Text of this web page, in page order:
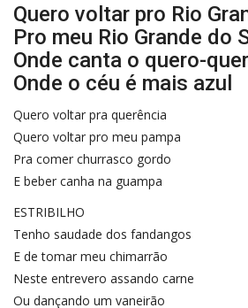
Quero voltar pro Rio
Pro meu Rio Grande do
Onde canta o quero-
Onde o céu é mais azul
Quero voltar pra querência
Quero voltar pro meu pampa
Pra comer churrasco gordo
E beber canha na guampa
ESTRIBILHO
Tenho saudade dos fandangos
E de tomar meu chimarrão
Neste entrevero assando carne
Ou dançando um vaneirão